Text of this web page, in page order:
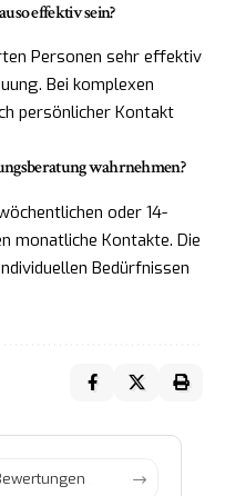
effektiv sein?
Personen sehr effektiv
Bei komplexen
persönlicher Kontakt
wahrnehmen?
oder 14-
monatliche Kontakte. Die
Bedürfnissen